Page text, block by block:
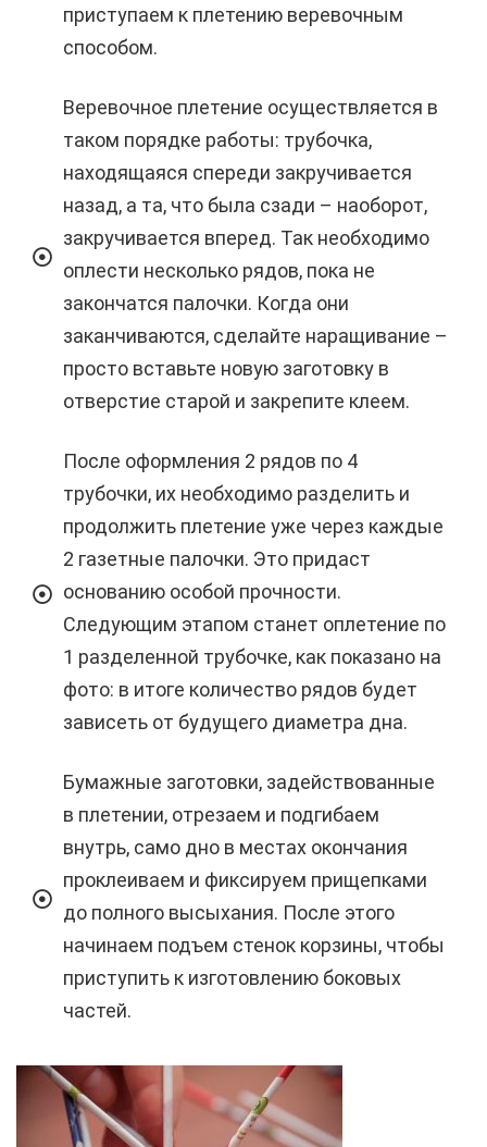
приступаем к плетению веревочным
способом.
Веревочное плетение осуществляется в
таком порядке работы: трубочка,
находящаяся спереди закручивается
назад, а та, что была сзади – наоборот,
закручивается вперед. Так необходимо
оплести несколько рядов, пока не
закончатся палочки. Когда они
заканчиваются, сделайте наращивание –
просто вставьте новую заготовку в
отверстие старой и закрепите клеем.
После оформления 2 рядов по 4
трубочки, их необходимо разделить и
продолжить плетение уже через каждые
2 газетные палочки. Это придаст
основанию особой прочности.
Следующим этапом станет оплетение по
1 разделенной трубочке, как показано на
фото: в итоге количество рядов будет
зависеть от будущего диаметра дна.
Бумажные заготовки, задействованные
в плетении, отрезаем и подгибаем
внутрь, само дно в местах окончания
проклеиваем и фиксируем прищепками
до полного высыхания. После этого
начинаем подъем стенок корзины, чтобы
приступить к изготовлению боковых
частей.